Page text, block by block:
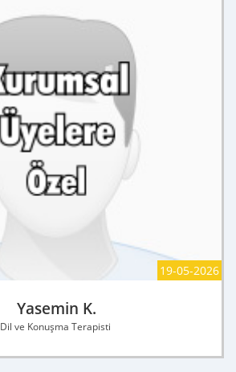
19-05-2026
Yasemin K.
Dil ve Konuşma Terapisti